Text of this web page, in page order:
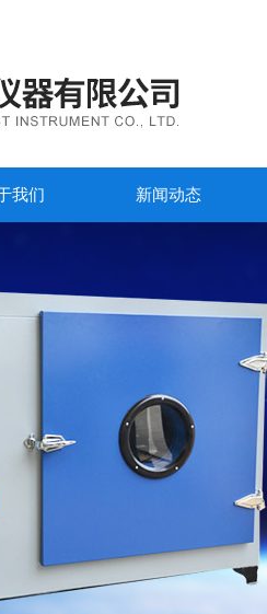
我们 新闻动态